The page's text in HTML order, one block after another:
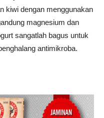
kiwi dengan menggunakan
magnesium dan
sangatlah bagus untuk
antimikroba.